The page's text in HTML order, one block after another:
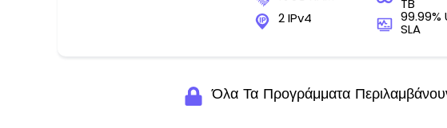
2 IPv4
TB
99.99%
SLA
Όλα Τα Προγράμματα